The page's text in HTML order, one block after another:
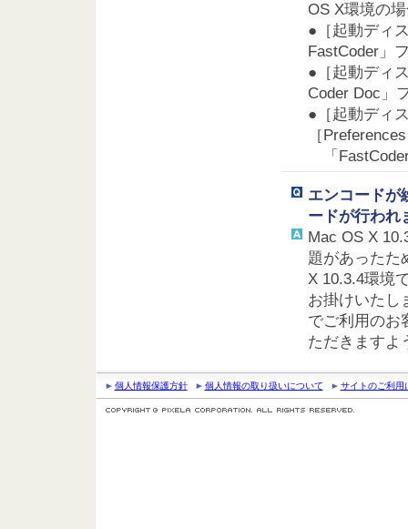
OS X環境の
●［起動ディ
FastCoder」
●［起動ディ
Coder Doc」
●［起動ディ
［
「
エンコードが
ードが行われ
Mac OS X
題があったた
X 10.3.4環境
お掛けいたし
でご利用のお
ただきますよ
個人情報保護方針 個人情報の取り扱いについて サイトのご利用